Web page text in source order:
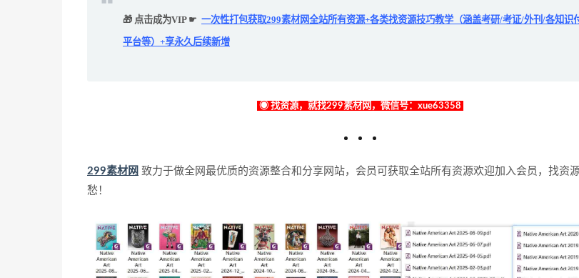
🎁 点击成为VIP ☛ 一次性打包获取299素材网全站所有资源+各类找资源技巧教学（涵盖考研/考证/外刊/各知识
平台等）+享永久后续新增
◉ 找资源，就找299素材网，微信号：xue63358
299素材网 致力于做全网最优质的资源整合和分享网站，会员可获取全站所有资源欢迎加入会员，找资
愁！